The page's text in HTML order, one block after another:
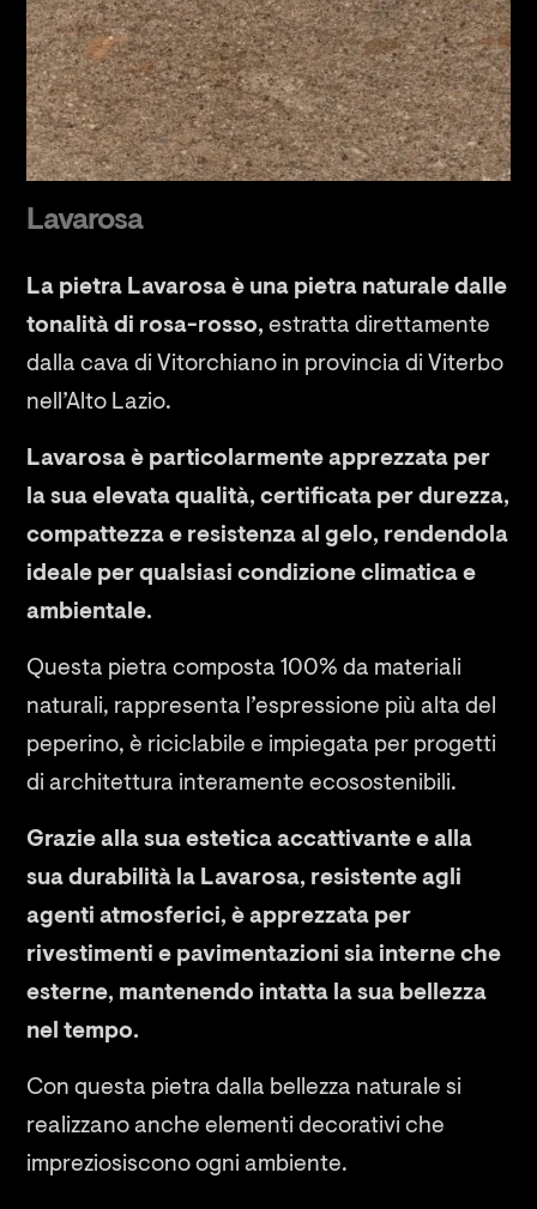
Lavarosa
La pietra Lavarosa è una pietra naturale dalle
tonalità di rosa-rosso, estratta direttamente
dalla cava di Vitorchiano in provincia di Viterbo
nell’Alto Lazio.
Lavarosa è particolarmente apprezzata per
la sua elevata qualità, certificata per durezza,
compattezza e resistenza al gelo, rendendola
ideale per qualsiasi condizione climatica e
ambientale.
Questa pietra composta 100% da materiali
naturali, rappresenta l’espressione più alta del
peperino, è riciclabile e impiegata per progetti
di architettura interamente ecosostenibili.
Grazie alla sua estetica accattivante e alla
sua durabilità la Lavarosa, resistente agli
agenti atmosferici, è apprezzata per
rivestimenti e pavimentazioni sia interne che
esterne, mantenendo intatta la sua bellezza
nel tempo.
Con questa pietra dalla bellezza naturale si
realizzano anche elementi decorativi che
impreziosiscono ogni ambiente.